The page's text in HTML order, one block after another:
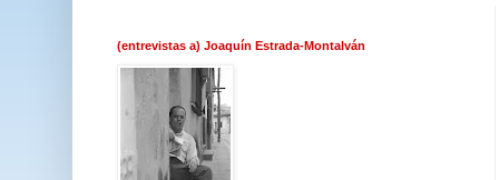
(entrevistas a) Joaquín Estrada-Montalván